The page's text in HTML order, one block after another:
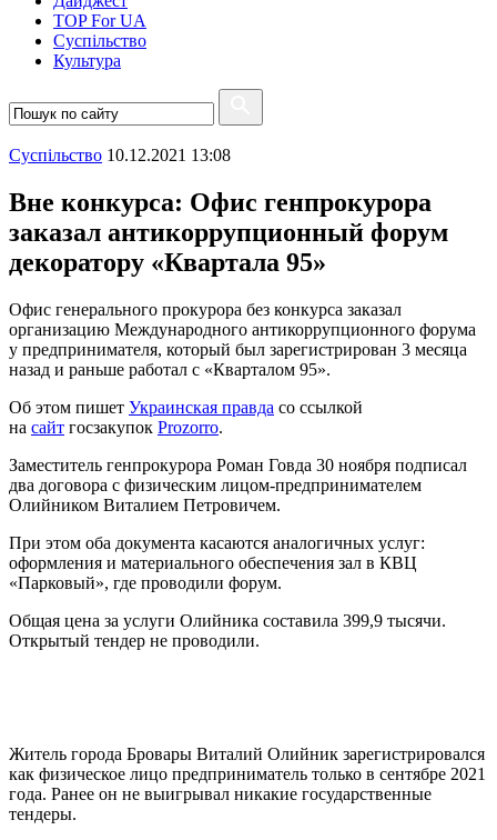
TOP For UA
Суспiльство
Культура
Суспiльство 10.12.2021 13:08
Вне конкурса: Офис генпрокурора
заказал антикоррупционный форум
декоратору «Квартала 95»
Офис генерального прокурора без конкурса заказал
организацию Международного антикоррупционного форума
у предпринимателя, который был зарегистрирован 3 месяца
назад и раньше работал с «Кварталом 95».
Об этом пишет Украинская правда со ссылкой
на сайт госзакупок Prozorro.
Заместитель генпрокурора Роман Говда 30 ноября подписал
два договора с физическим лицом-предпринимателем
Олийником Виталием Петровичем.
При этом оба документа касаются аналогичных услуг:
оформления и материального обеспечения зал в КВЦ
«Парковый», где проводили форум.
Общая цена за услуги Олийника составила 399,9 тысячи.
Открытый тендер не проводили.
Житель города Бровары Виталий Олийник зарегистрировался
как физическое лицо предприниматель только в сентябре 2021
года. Ранее он не выигрывал никакие государственные
тендеры.